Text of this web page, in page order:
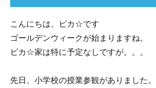
こんにちは、ピカ☆です
ゴールデンウィークが始まりますね。
ピカ☆家は特に予定なしですが。。。
先日、小学校の授業参観がありました。